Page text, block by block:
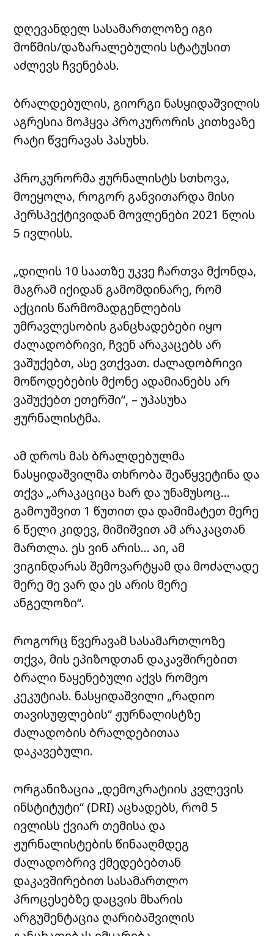
დღევანდელ სასამართლოზე იგი
მოწმის/დაზარალებულის სტატუსით
აძლევს ჩვენებას.
ბრალდებულის, გიორგი ნასყიდაშვილის
აგრესია მოჰყვა პროკურორის კითხვაზე
რატი წვერავას პასუხს.
პროკურორმა ჟურნალისტს სთხოვა,
მოეყოლა, როგორ განვითარდა მისი
პერსპექტივიდან მოვლენები 2021 წლის
5 ივლისს.
„დილის 10 საათზე უკვე ჩართვა მქონდა,
მაგრამ იქიდან გამომდინარე, რომ
აქციის წარმომადგენლების
უმრავლესობის განცხადებები იყო
ძალადობრივი, ჩვენ არაკაცებს არ
ვაშუქებთ, ასე ვთქვათ. ძალადობრივი
მოწოდებების მქონე ადამიანებს არ
ვაშუქებთ ეთერში“, – უპასუხა
ჟურნალისტმა.
ამ დროს მას ბრალდებულმა
ნასყიდაშვილმა თხრობა შეაწყვეტინა და
თქვა „არაკაციცა ხარ და უნამუსოც…
გამოუშვით 1 წუთით და დამიმატეთ მერე
6 წელი კიდევ, მიმიშვით ამ არაკაცთან
მართლა. ეს ვინ არის… აი, ამ
ვიგინდარას შემოვარტყამ და მოძალადე
მერე მე ვარ და ეს არის მერე
ანგელოზი“.
როგორც წვერავამ სასამართლოზე
თქვა, მის ეპიზოდთან დაკავშირებით
ბრალი წაყენებული აქვს რომეო
კეკუტიას. ნასყიდაშვილი „რადიო
თავისუფლების“ ჟურნალისტზე
ძალადობის ბრალდებითაა
დაკავებული.
ორგანიზაცია „დემოკრატიის კვლევის
ინსტიტუტი“ (DRI) აცხადებს, რომ 5
ივლისს ქვიარ თემისა და
ჟურნალისტების წინააღმდეგ
ძალადობრივ ქმედებებთან
დაკავშირებით სასამართლო
პროცესებზე დაცვის მხარის
არგუმენტაცია ღარიბაშვილის